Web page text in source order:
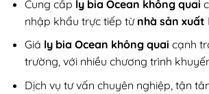
Cung cấp ly bia Ocean không quai
nhập khẩu trực tiếp từ nhà sản xuất
Giá ly bia Ocean không quai cạnh
trường, với nhiều chương trình
Dịch vụ tư vấn chuyên nghiệp, tận